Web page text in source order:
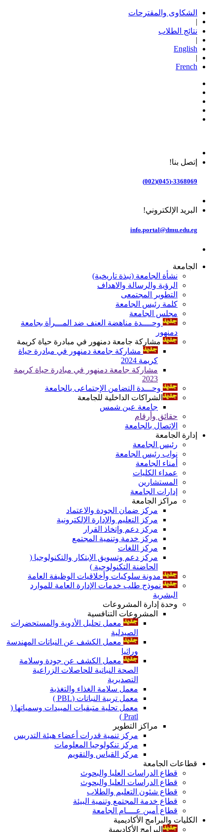
الشكاوى والمقترحات
|
نتائج الطلاب
|
English
|
French
إتصل بنا!
3368069-(045)(002)
البريد الإلكتروني!
info.portal@dmu.edu.eg
الجامعة
نشأة الجامعة (نبذة تاريخية)
الرؤية والرسالة والاهداف
التطوير المجتمعى
كلمة رئيس الجامعة
مجلس الجامعة
وحــــدة مناهضة العنف ضد المـــرأة بجامعة
دمنهور
مشاركة جامعة دمنهور في مبادرة حياة كريمة
مشاركة جامعة دمنهور في مبادرة حياة
كريمة 2024
مشاركة جامعة دمنهور في مبادرة حياة كريمة
2023
وحـــدة التضامن الإجتماعى بالجامعة
الشراكات الداخلية للجامعة
جامعة عين شمس
حقائق وأرقام
الإتصال بالجامعة
إدارة الجامعة
رئيس الجامعة
نواب رئيس الجامعة
أمناء الجامعة
عمداء الكليات
المستشارين
إدارات الجامعة
مراكز الجامعة
مركز ضمان الجودة والاعتماد
مركز التعليم والإدارة الإلكترونية
مركز دعم وإتخاذ القرار
مركز خدمة وتنمية المجتمع
مركز اللغات
مركز دعم وتسويق الإبتكار والتكنولوجيا (
الحاضنة التكنولوجية )
مدونة سلوكيات وأخلاقيات الوظيفة العامة
نموذج طلب خدمات الإدارة العامة للموارد
البشرية
وحدة إدارة المشروعات
المشروعات التنافسية
معمل تحليل الأدوية والمستحضرات
الصيدلية
معمل الكشف عن النباتات المهندسة
وراثيا
معمل الكشف عن جودة وسلامة
الصحة النباتية للحاصلات الزراعية
التصديرية
معمل سلامة الغذاء والتغذية
معمل تربية النباتات (PBL )
معمل تحلية متبقيات المبيدات وسمياتها (
Pratl )
مراكز التطوير
مركز تنمية قدرات أعضاء هيئة التدريس
مركز تنكولوجيا المعلومات
مركز القياس والتقويم
قطاعات الجامعة
قطاع الدراسات العليا والبحوث
قطاع الدراسات العليا والبحوث
قطاع شئون التعليم والطلاب
قطاع خدمة المجتمع وتنمية البيئة
قطاع أمين عــــام الجامعة
الكليات والبرامج الأكاديمية
البرامج الأكاديمية